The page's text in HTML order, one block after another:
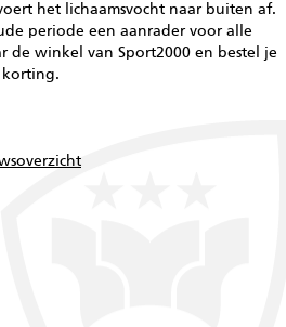
het lichaamsvocht naar buiten af.
periode een aanrader voor alle
de winkel van Sport2000 en bestel je
korting.